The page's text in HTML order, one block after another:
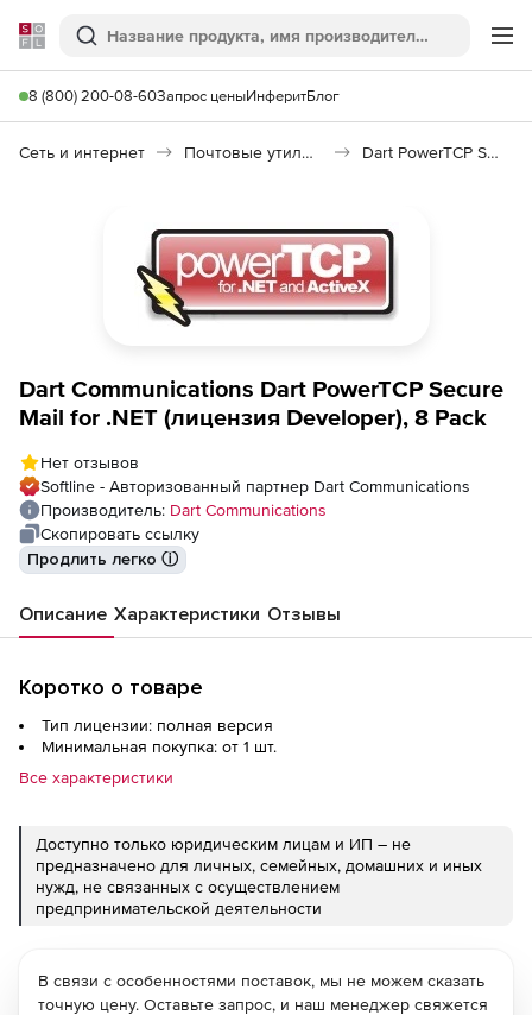
Softline
Поиск
8 (800) 200-08-60Запрос ценыИнферитБлог
Сеть и интернет Почтовые утилиты Dart PowerTCP Secure Mail for .NET
Dart Communications Dart PowerTCP Secure
Mail for .NET (лицензия Developer), 8 Pack
Нет отзывов
Softline - Авторизованный партнер Dart Communications
Производитель: Dart Communications
Скопировать ссылку
Продлить легко ⓘ
Описание Характеристики Отзывы
Коротко о товаре
Тип лицензии: полная версия
Минимальная покупка: от 1 шт.
Все характеристики
Доступно только юридическим лицам и ИП – не
предназначено для личных, семейных, домашних и иных
нужд, не связанных с осуществлением
предпринимательской деятельности
В связи с особенностями поставок, мы не можем сказать
точную цену. Оставьте запрос, и наш менеджер свяжется